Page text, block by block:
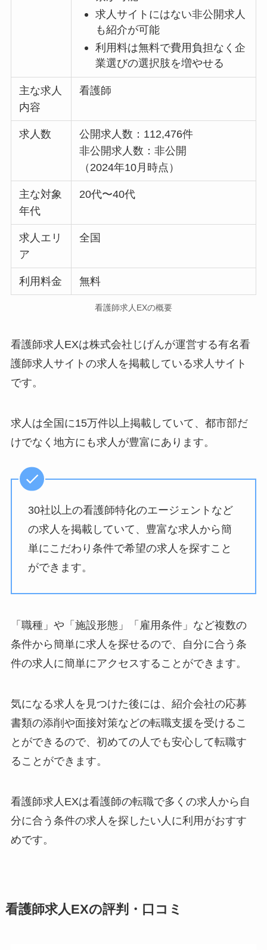
求人サイトにはない非公開求人
も紹介が可能
利用料は無料で費用負担なく企
業選びの選択肢を増やせる
主な求人
内容
看護師
求人数
公開求人数：112,476件
非公開求人数：非公開
（2024年10月時点）
主な対象
年代
20代〜40代
求人エリ
ア
全国
利用料金 無料
看護師求人EXの概要
看護師求人EXは株式会社じげんが運営する有名看
護師求人サイトの求人を掲載している求人サイト
です。
求人は全国に15万件以上掲載していて、都市部だ
けでなく地方にも求人が豊富にあります。
30社以上の看護師特化のエージェントなど
の求人を掲載していて、豊富な求人から簡
単にこだわり条件で希望の求人を探すこと
ができます。
「職種」や「施設形態」「雇用条件」など複数の
条件から簡単に求人を探せるので、自分に合う条
件の求人に簡単にアクセスすることができます。
気になる求人を見つけた後には、紹介会社の応募
書類の添削や面接対策などの転職支援を受けるこ
とができるので、初めての人でも安心して転職す
ることができます。
看護師求人EXは看護師の転職で多くの求人から自
分に合う条件の求人を探したい人に利用がおすす
めです。
看護師求人EXの評判・口コミ